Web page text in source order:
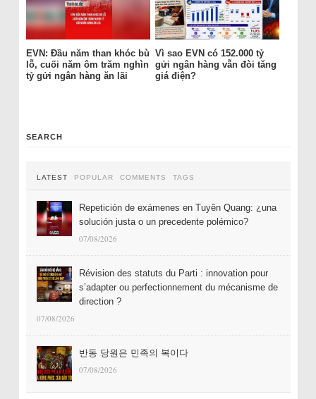
EVN: Đầu năm than khóc bù
lỗ, cuối năm ôm trăm nghìn
tỷ gửi ngân hàng ăn lãi
Vì sao EVN có 152.000 tỷ
gửi ngân hàng vẫn đòi tăng
giá điện?
SEARCH
LATEST POPULAR COMMENTS TAGS
Repetición de exámenes en Tuyên Quang: ¿una
solución justa o un precedente polémico?
07/08/2026
Révision des statuts du Parti : innovation pour
s’adapter ou perfectionnement du mécanisme de
direction ?
07/08/2026
반동 당원은 민족의 복이다
07/08/2026